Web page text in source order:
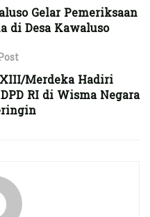
Gelar Pemeriksaan
di Desa Kawaluso
Merdeka Hadiri
RI di Wisma Negara